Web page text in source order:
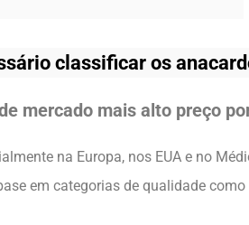
classificar os
mercado mais alto preço
na Europa, nos EUA e no
em categorias de qualidade